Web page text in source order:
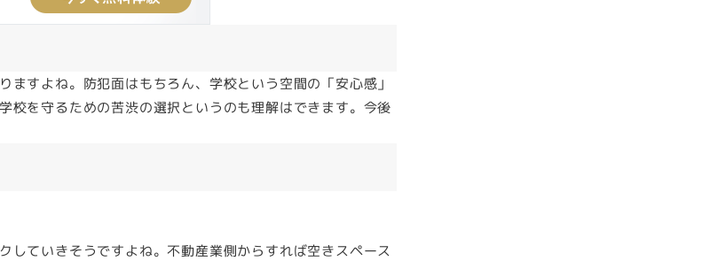
すよね。防犯面はもちろん、学校という空間の「安心感」
校を守るための苦渋の選択というのも理解はできます。今後
していきそうですよね。不動産業側からすれば空きスペース